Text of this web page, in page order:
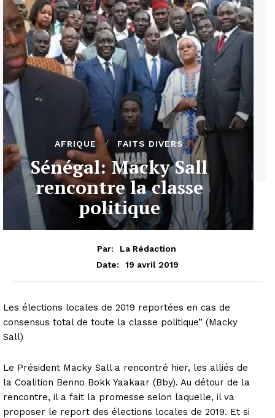
AFRIQUE FAITS DIVERS
Sénégal: Macky Sall
rencontre la classe
politique
Par:
La Rédaction
Date:
19 avril 2019
Les élections locales de 2019 reportées en cas de
consensus total de toute la classe politique” (Macky
Sall)
Le Président Macky Sall a rencontré hier, les alliés de
la Coalition Benno Bokk Yaakaar (Bby). Au détour de la
rencontre, il a fait la promesse selon laquelle, il va
proposer le report des élections locales de 2019. Et si